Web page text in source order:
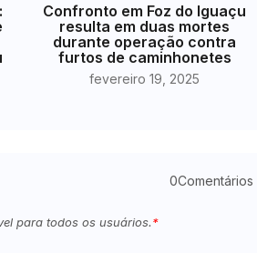
Confronto em Foz do Iguaçu
resulta em duas mortes
durante operação contra
furtos de caminhonetes
fevereiro 19, 2025
0Comentários
para todos os usuários.